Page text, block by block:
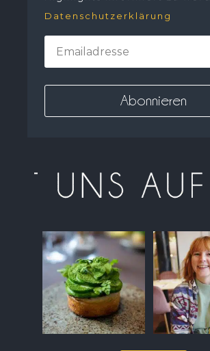
Datenschutzerklärung